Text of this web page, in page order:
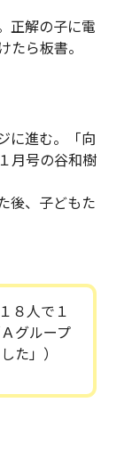
正解の子に電
たら板書。
に進む。「向
月号の谷和樹
後、子どもた
８人で１
グループ
た」）